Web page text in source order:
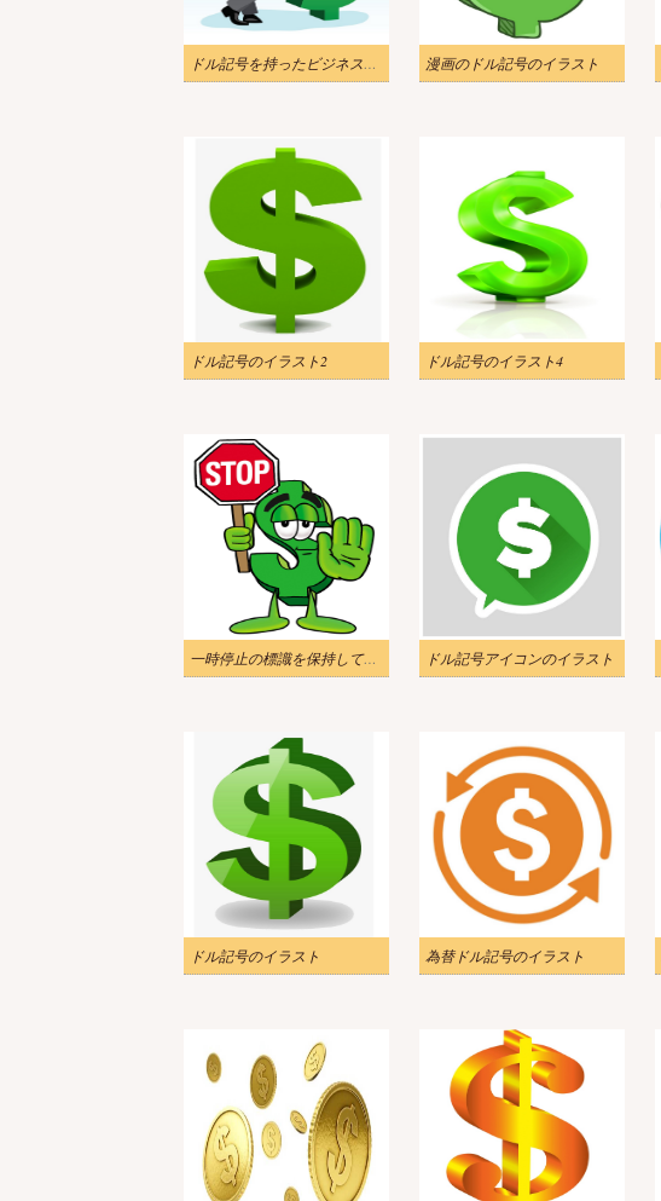
ドル記号を持ったビジネスマンのイラスト 漫画のドル記号のイラスト
ドル記号のイラスト2 ドル記号のイラスト4
一時停止の標識を保持しているドル記号のイラスト ドル記号アイコンのイラスト
ドル記号のイラスト 為替ドル記号のイラスト